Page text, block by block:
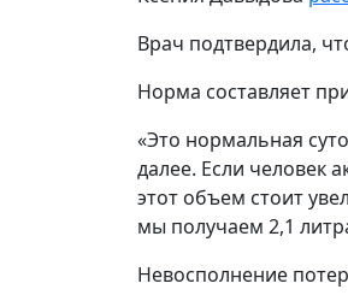
Врач подтвердила,
Норма составляет
«Это нормальная
далее. Если человек
этот объем стоит
мы получаем 2,1
Невосполнение